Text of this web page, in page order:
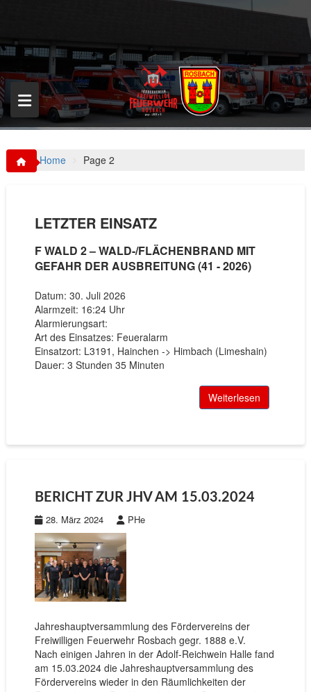
p
o
c
o
n
t
Home Page 2
LETZTER EINSATZ
F WALD 2 – WALD-/FLÄCHENBRAND MIT
GEFAHR DER AUSBREITUNG (41 - 2026)
Datum: 30. Juli 2026
Alarmzeit: 16:24 Uhr
Alarmierungsart:
Art des Einsatzes: Feueralarm
Einsatzort: L3191, Hainchen -> Himbach (Limeshain)
Dauer: 3 Stunden 35 Minuten
Weiterlesen
BERICHT ZUR JHV AM 15.03.2024
28. März 2024 PHe
Jahreshauptversammlung des Fördervereins der
Freiwilligen Feuerwehr Rosbach gegr. 1888 e.V.
Nach einigen Jahren in der Adolf-Reichwein Halle fand
am 15.03.2024 die Jahreshauptversammlung des
Fördervereins wieder in den Räumlichkeiten der